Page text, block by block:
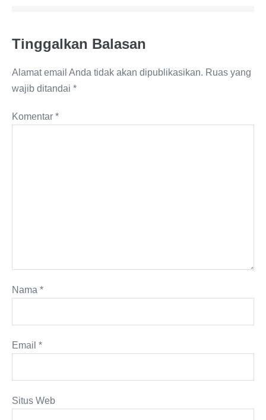
Tinggalkan Balasan
Alamat email Anda tidak akan dipublikasikan. Ruas yang
wajib ditandai *
Komentar *
Nama *
Email *
Situs Web